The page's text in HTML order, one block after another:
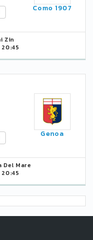
Como 1907
Zin
Genoa
Del Mare